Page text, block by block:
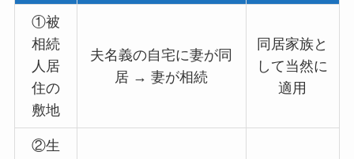
①被
相続
人居
住の
敷地
夫名義の自宅に妻が同
居 → 妻が相続
同居家族と
して当然に
適用
②生